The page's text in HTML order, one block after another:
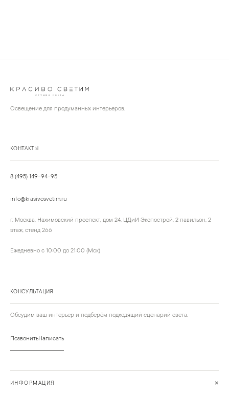
Освещение для продуманных интерьеров.
КОНТАКТЫ
8 (495) 149-94-95
info@krasivosvetim.ru
г. Москва, Нахимовский проспект, дом 24, ЦДиИ Экспострой, 2 павильон, 2
этаж, стенд 266
Ежедневно с 10:00 до 21:00 (Мск)
КОНСУЛЬТАЦИЯ
Обсудим ваш интерьер и подберём подходящий сценарий света.
ПозвонитьНаписать
ИНФОРМАЦИЯ +